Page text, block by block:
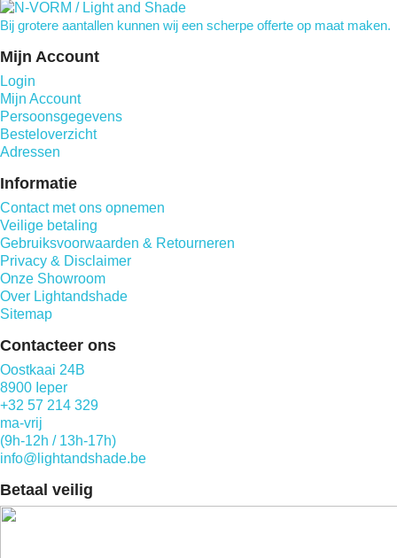
Bij grotere aantallen kunnen wij een scherpe offerte op maat maken.
Mijn Account
Login
Mijn Account
Persoonsgegevens
Besteloverzicht
Adressen
Informatie
Contact met ons opnemen
Veilige betaling
Gebruiksvoorwaarden & Retourneren
Privacy & Disclaimer
Onze Showroom
Over Lightandshade
Sitemap
Contacteer ons
Oostkaai 24B
8900 Ieper
+32 57 214 329
ma-vrij
(9h-12h / 13h-17h)
info@lightandshade.be
Betaal veilig